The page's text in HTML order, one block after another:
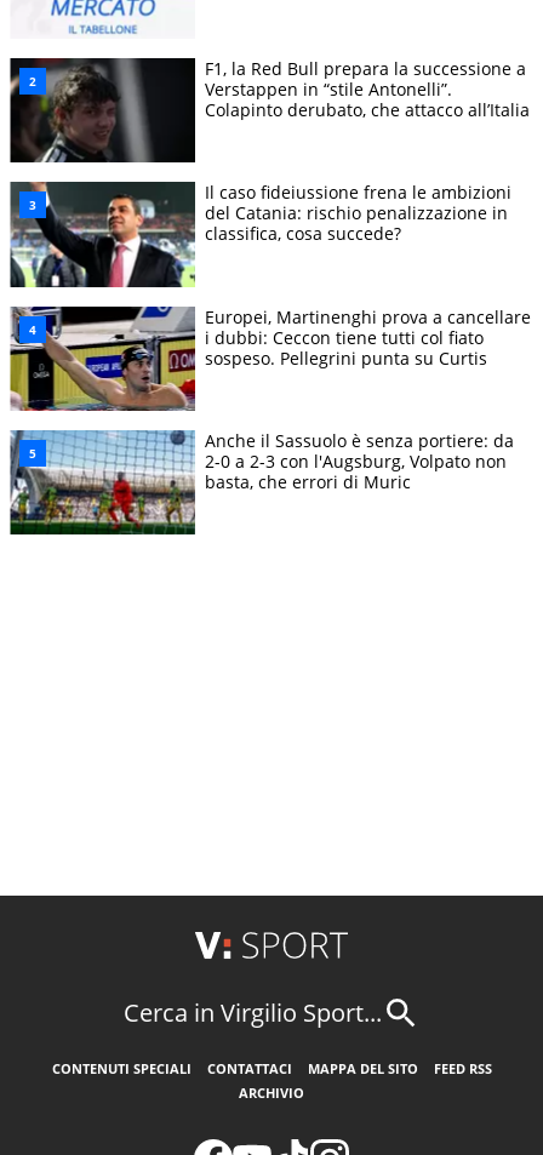
F1, la Red Bull prepara la successione a
Verstappen in “stile Antonelli”.
Colapinto derubato, che attacco all’Italia
Il caso fideiussione frena le ambizioni
del Catania: rischio penalizzazione in
classifica, cosa succede?
Europei, Martinenghi prova a cancellare
i dubbi: Ceccon tiene tutti col fiato
sospeso. Pellegrini punta su Curtis
Anche il Sassuolo è senza portiere: da
2-0 a 2-3 con l'Augsburg, Volpato non
basta, che errori di Muric
Cerca in Virgilio Sport...
CONTENUTI SPECIALI CONTATTACI MAPPA DEL SITO
FEED RSS
ARCHIVIO